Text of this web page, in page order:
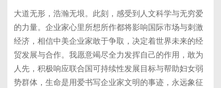
大道无形，浩瀚无垠。此刻，感受到人文科学与无穷爱
的力量。企业家心里所想所作都将影响国际市场与刺激
经济，相信中美企业家敢于争取，决定着世界未来的经
贸发展与合作。我愿意竭尽全力发挥自己的作用，敢为
人先，积极响应联合国可持续性发展目标与帮助妇女弱
势群体，生命是用爱书写企业家文明的事迹，永远象征